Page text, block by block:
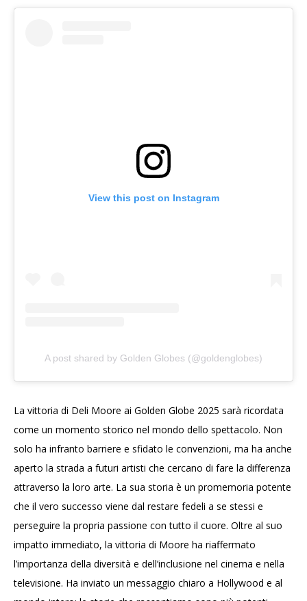
View this post on Instagram
A post shared by Golden Globes (@goldenglobes)
La vittoria di Deli Moore ai Golden Globe 2025 sarà ricordata
come un momento storico nel mondo dello spettacolo. Non
solo ha infranto barriere e sfidato le convenzioni, ma ha anche
aperto la strada a futuri artisti che cercano di fare la differenza
attraverso la loro arte. La sua storia è un promemoria potente
che il vero successo viene dal restare fedeli a se stessi e
perseguire la propria passione con tutto il cuore. Oltre al suo
impatto immediato, la vittoria di Moore ha riaffermato
l’importanza della diversità e dell’inclusione nel cinema e nella
televisione. Ha inviato un messaggio chiaro a Hollywood e al